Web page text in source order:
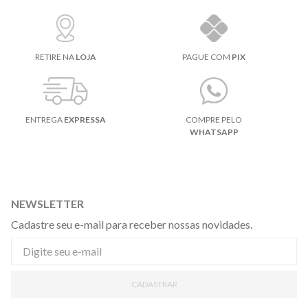
RETIRE NA LOJA PAGUE COM PIX
ENTREGA EXPRESSA
COMPRE PELO
WHATSAPP
NEWSLETTER
Cadastre seu e-mail para receber nossas novidades.
CADASTRAR